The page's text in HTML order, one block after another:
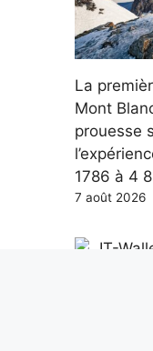
La
Mont
prouesse
1786 à 4
7 août 2026